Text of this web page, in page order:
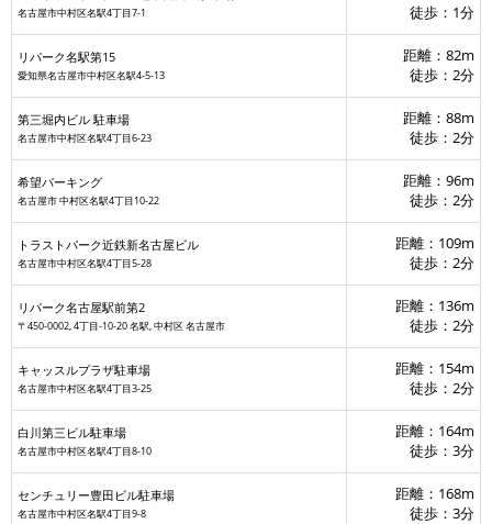
名古屋市中村区名駅4丁目7-1
徒歩：1分
リパーク名駅第15
愛知県名古屋市中村区名駅4-5-13
距離：82m
徒歩：2分
第三堀内ビル 駐車場
名古屋市中村区名駅4丁目6-23
距離：88m
徒歩：2分
希望パーキング
名古屋市 中村区名駅4丁目10-22
距離：96m
徒歩：2分
トラストパーク近鉄新名古屋ビル
名古屋市中村区名駅4丁目5-28
距離：109m
徒歩：2分
リパーク名古屋駅前第2
〒450-0002, 4丁目-10-20 名駅, 中村区 名古屋市
距離：136m
徒歩：2分
キャッスルプラザ駐車場
名古屋市中村区名駅4丁目3-25
距離：154m
徒歩：2分
白川第三ビル駐車場
名古屋市中村区名駅4丁目8-10
距離：164m
徒歩：3分
センチュリー豊田ビル駐車場
名古屋市中村区名駅4丁目9-8
距離：168m
徒歩：3分